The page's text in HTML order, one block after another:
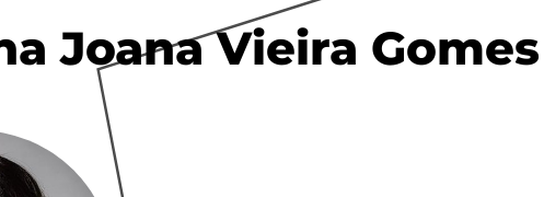
Joana Vieira Gomes